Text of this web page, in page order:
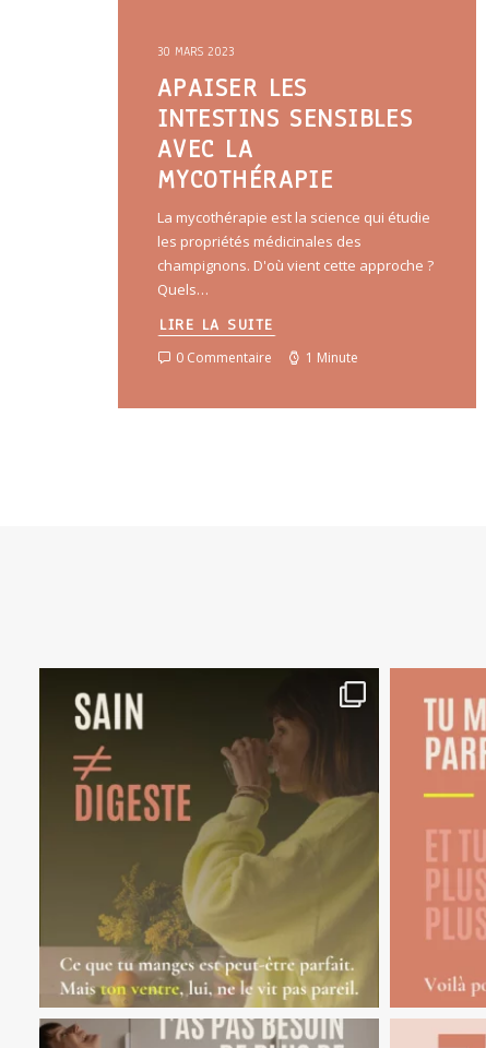
30 MARS 2023
APAISER LES
INTESTINS SENSIBLES
AVEC LA
MYCOTHÉRAPIE
La mycothérapie est la science qui étudie
les propriétés médicinales des
champignons. D'où vient cette approche ?
Quels…
LIRE LA SUITE
0 Commentaire 1 Minute